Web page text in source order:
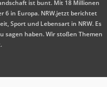
ist bunt. Mit 18 Millionen
6 in Europa. NRW.jetzt berichtet
Sport und Lebensart in NRW. Es
sagen haben. Wir stoßen Themen